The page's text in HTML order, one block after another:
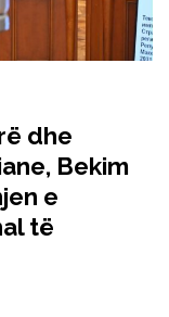
dhe
Bekim
e
të